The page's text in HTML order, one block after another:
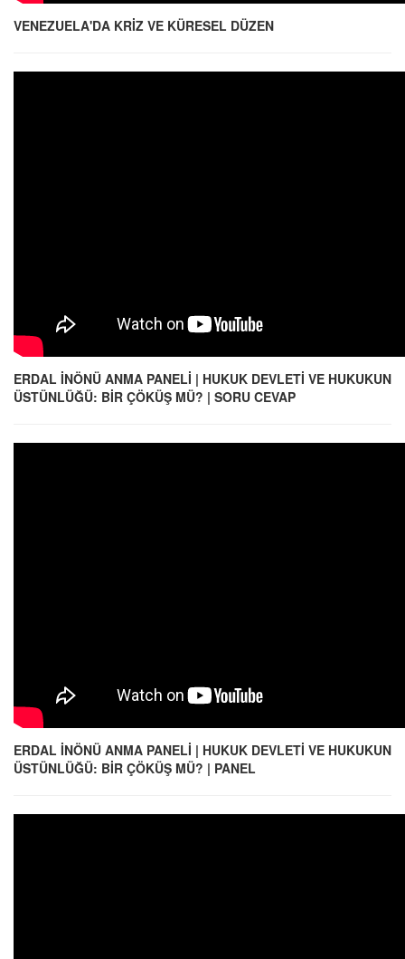
VENEZUELA'DA KRİZ VE KÜRESEL DÜZEN
ERDAL İNÖNÜ ANMA PANELİ | HUKUK DEVLETİ VE HUKUKUN
ÜSTÜNLÜĞÜ: BİR ÇÖKÜŞ MÜ? | SORU CEVAP
ERDAL İNÖNÜ ANMA PANELİ | HUKUK DEVLETİ VE HUKUKUN
ÜSTÜNLÜĞÜ: BİR ÇÖKÜŞ MÜ? | PANEL